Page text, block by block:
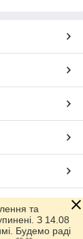
та
З 14.08
Будемо раді